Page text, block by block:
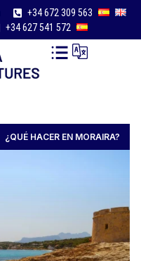
+34 672 309 563
+34 627 541 572
¿QUÉ HACER EN MORAIRA?